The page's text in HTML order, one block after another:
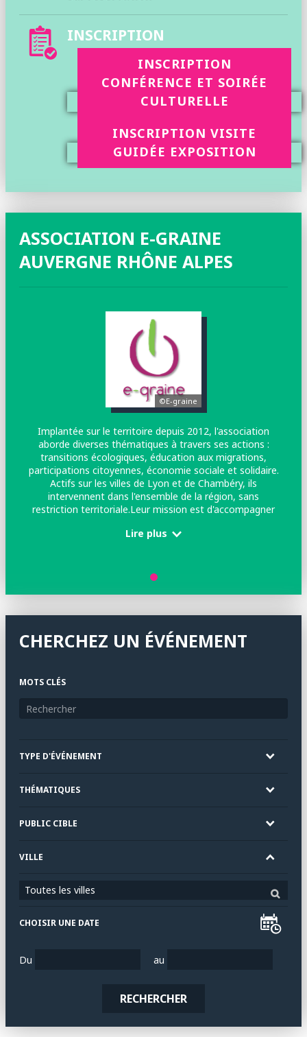
INSCRIPTION
INSCRIPTION
CONFÉRENCE ET SOIRÉE
CULTURELLE
INSCRIPTION VISITE
GUIDÉE EXPOSITION
ASSOCIATION E-GRAINE
AUVERGNE RHÔNE ALPES
©E-graine
Implantée sur le territoire depuis 2012, l'association
aborde diverses thématiques à travers ses actions :
transitions écologiques, éducation aux migrations,
participations citoyennes, économie sociale et solidaire.
Actifs sur les villes de Lyon et de Chambéry, ils
intervennent dans l'ensemble de la région, sans
restriction territoriale.Leur mission est d'accompagner
citoyenneté mondiale, en encourageant la création de
pour contribuer à construire un monde plus solidaire et
Lire plus
CHERCHEZ UN ÉVÉNEMENT
MOTS CLÉS
TYPE D'ÉVÉNEMENT
THÉMATIQUES
PUBLIC CIBLE
VILLE
Toutes les villes
CHOISIR UNE DATE
Du au
RECHERCHER